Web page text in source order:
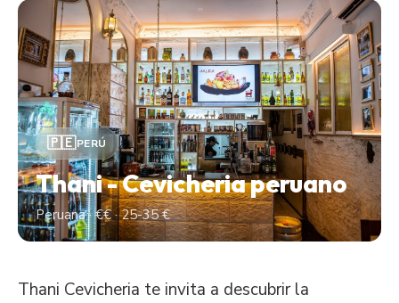
🇵🇪PERÚ
Thani - Cevicheria peruano
Peruana · €€ · 25-35 €
Thani Cevicheria te invita a descubrir la